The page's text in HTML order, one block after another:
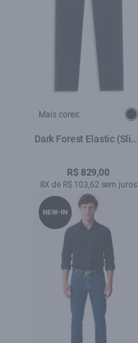
Mais cores:
Dark Forest Elastic (Slim)
C/3d
R$ 829,00
8X de R$ 103,62 sem juros
NEW-IN